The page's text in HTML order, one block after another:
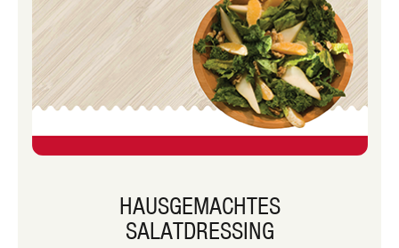
HAUSGEMACHTES
SALATDRESSING